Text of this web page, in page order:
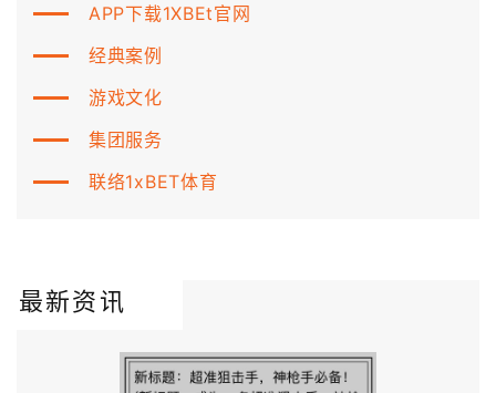
APP下载1XBEt官网
经典案例
游戏文化
集团服务
联络1xBET体育
最新资讯